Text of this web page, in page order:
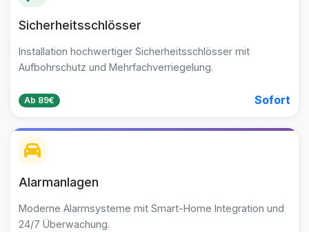
Sicherheitsschlösser
Installation hochwertiger Sicherheitsschlösser mit
Aufbohrschutz und Mehrfachverriegelung.
Ab 89€ Sofort
Alarmanlagen
Moderne Alarmsysteme mit Smart-Home Integration und
24/7 Überwachung.